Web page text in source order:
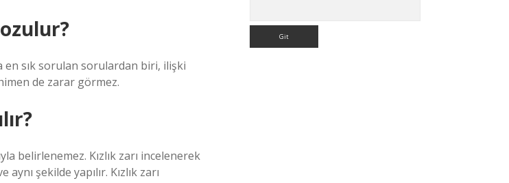
sık sorulan sorulardan biri, ilişki
de zarar görmez.
belirlenemez. Kızlık zarı incelenerek
şekilde yapılır. Kızlık zarı